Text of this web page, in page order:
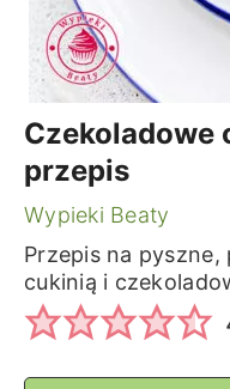
Czekoladowe
przepis
Wypieki Beaty
Przepis na
cukinią i